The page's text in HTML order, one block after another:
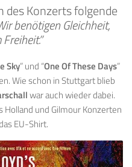
des Konzerts folgende
benötigen Gleichheit,
Sky” und “One Of These Days”
Wie schon in Stuttgart blieb
war auch wieder dabei.
und Gilmour Konzerten
EU-Shirt.